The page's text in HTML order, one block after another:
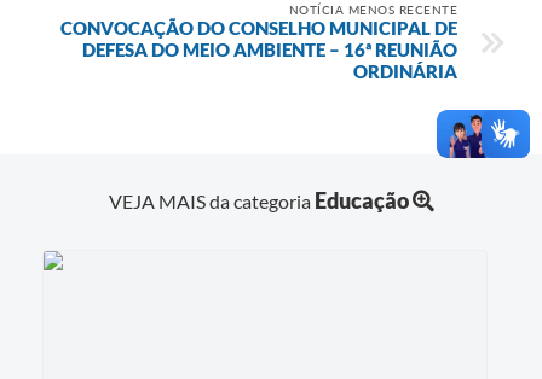
NOTÍCIA MENOS RECENTE
CONVOCAÇÃO DO CONSELHO MUNICIPAL DE
DEFESA DO MEIO AMBIENTE – 16ª REUNIÃO
ORDINÁRIA
VEJA MAIS da categoria Educação